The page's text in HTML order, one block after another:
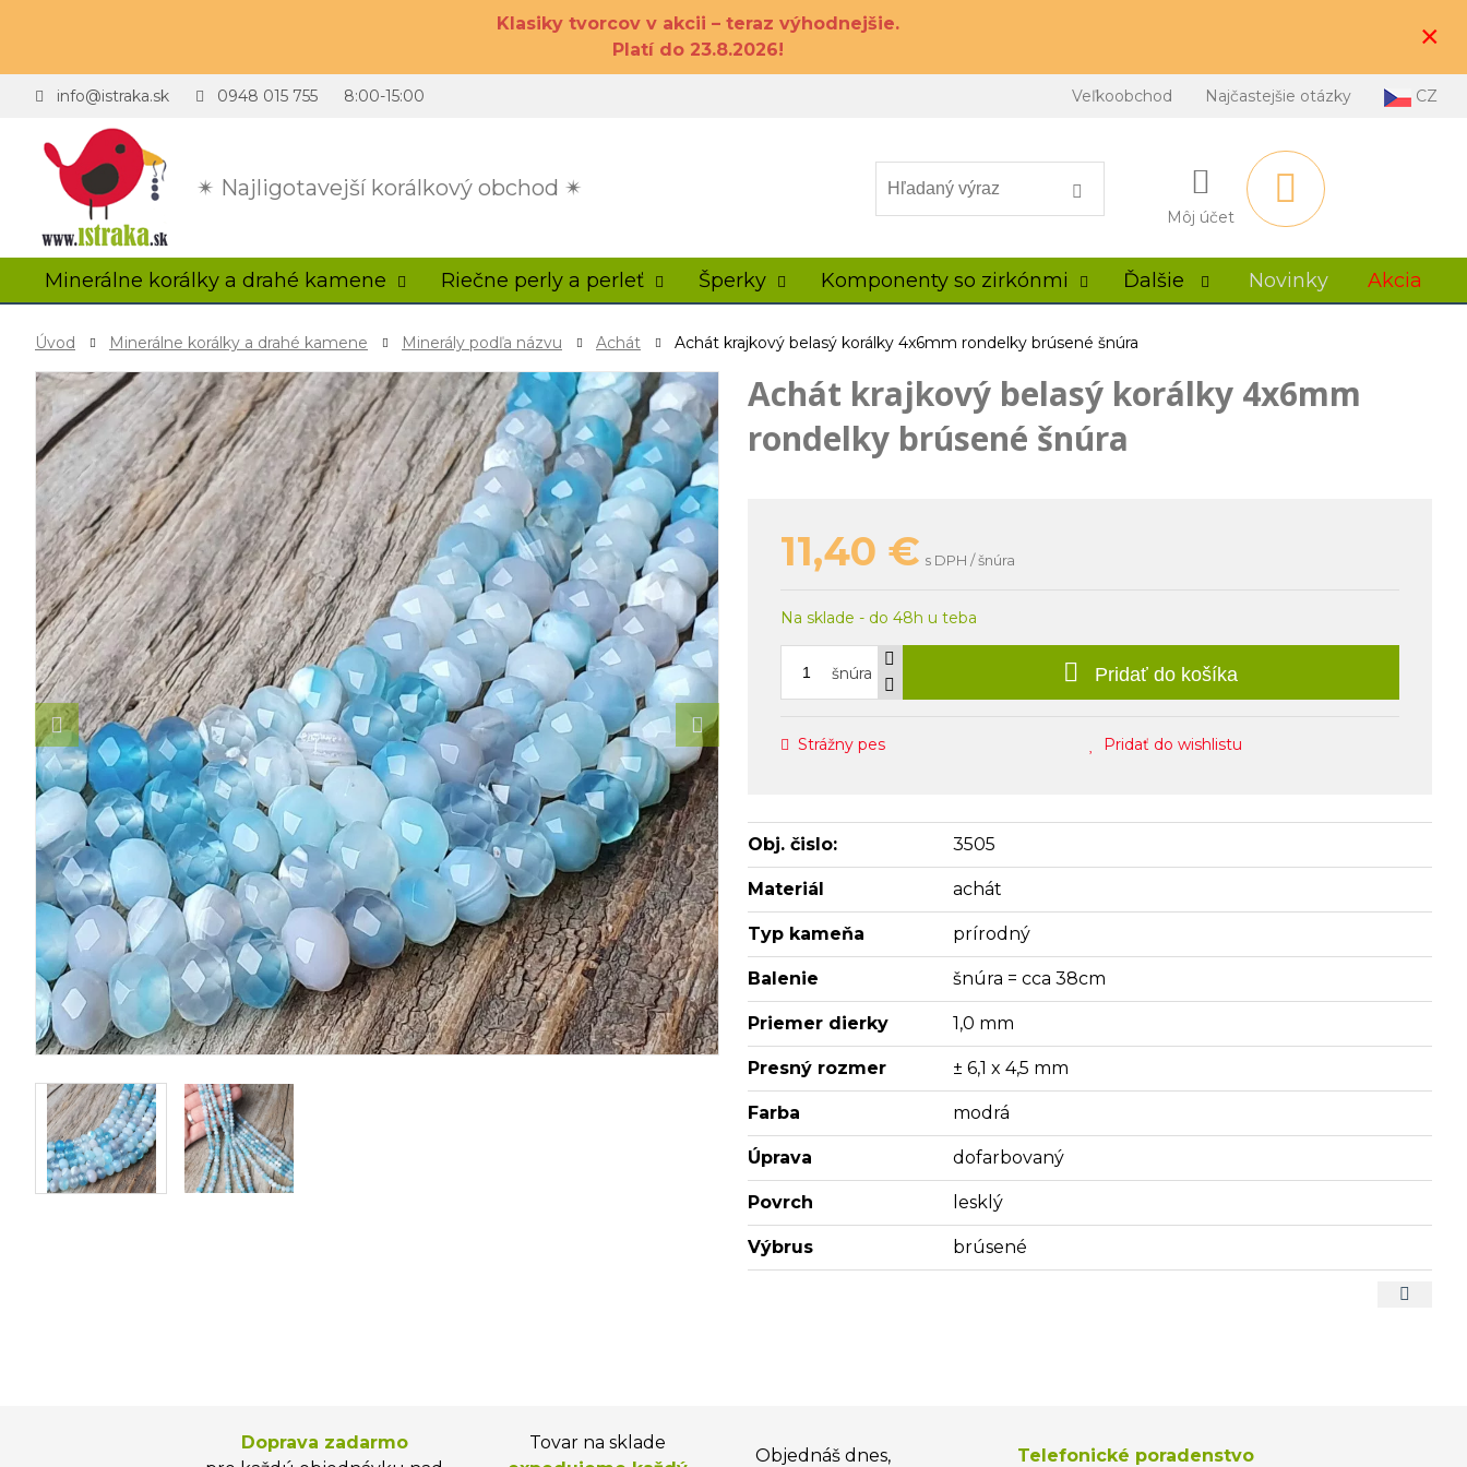
Klasiky tvorcov v akcii – teraz výhodnejšie.
Platí do 23.8.2026!
×
✴ Najligotavejší korálkový obchod ✴
info@istraka.sk 0948 015 755 8:00-15:00 Veľkoobchod Najčastejšie otázky CZ
Môj účet
Minerálne korálky a drahé kamene Riečne perly a perleť Šperky Komponenty so zirkónmi Ďalšie Novinky Akcia
Úvod Minerálne korálky a drahé kamene Minerály podľa názvu Achát Achát krajkový belasý korálky 4x6mm rondelky brúsené šnúra
Achát krajkový belasý korálky 4x6mm
rondelky brúsené šnúra
11,40 € s DPH / šnúra
Na sklade - do 48h u teba
šnúra Pridať do košíka
Strážny pes Pridať do wishlistu
Obj. čislo: 3505
Materiál achát
Typ kameňa prírodný
Balenie šnúra = cca 38cm
Priemer dierky 1,0 mm
Presný rozmer ± 6,1 x 4,5 mm
Farba modrá
Úprava dofarbovaný
Povrch lesklý
Výbrus brúsené
Doprava zadarmo
Tovar na sklade
Objednáš dnes,
Telefonické poradenstvo